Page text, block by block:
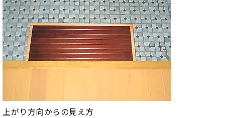
上がり方向からの見え方